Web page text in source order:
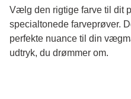
Vælg den rigtige farve til dit
specialtonede farveprøver.
perfekte nuance til din
udtryk, du drømmer om.